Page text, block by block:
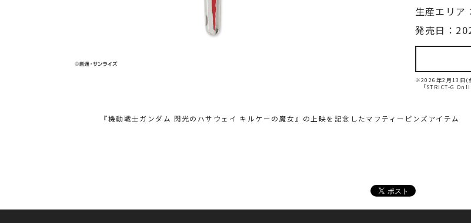
生産エリア
発売日：
※2026年2月13日(
「STRICT-G
『機動戦士ガンダム 閃光のハサウェイ キルケーの魔女』の上映を記念したマフティーピンズアイテム